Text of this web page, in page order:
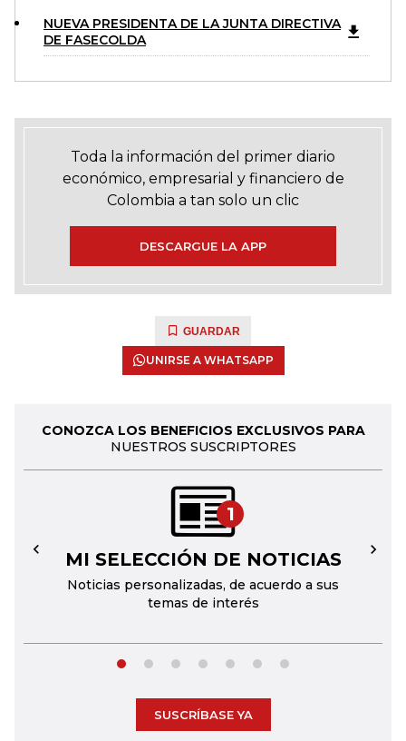
NUEVA PRESIDENTA DE LA JUNTA DIRECTIVA
DE FASECOLDA
Toda la información del primer diario
económico, empresarial y financiero de
Colombia a tan solo un clic
DESCARGUE LA APP
GUARDAR
UNIRSE A WHATSAPP
CONOZCA LOS BENEFICIOS EXCLUSIVOS PARA
NUESTROS SUSCRIPTORES
1
MI SELECCIÓN DE NOTICIAS
Noticias personalizadas, de acuerdo a sus
temas de interés
← →
SUSCRÍBASE YA